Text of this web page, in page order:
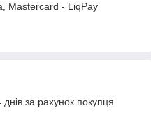
Mastercard - LiqPay
за рахунок покупця